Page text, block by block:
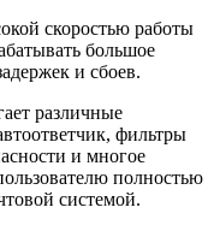
скоростью работы
большое
и сбоев.
различные
фильтры
и многое
полностью
системой.